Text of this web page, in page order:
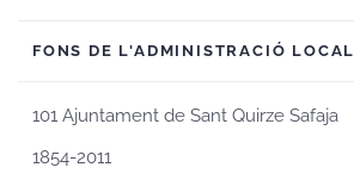
FONS DE L'ADMINISTRACIÓ LOCAL
101 Ajuntament de Sant Quirze Safaja
1854-2011